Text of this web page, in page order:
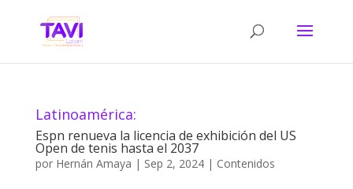
Latinoamérica:
Espn renueva la licencia de exhibición del US
Open de tenis hasta el 2037
por Hernán Amaya | Sep 2, 2024| Contenidos